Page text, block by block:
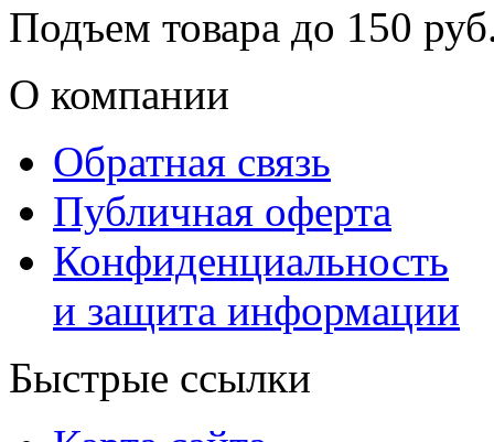
Подъем товара до 150
О компании
Обратная связь
Публичная оферта
Конфиденциальность
и защита информации
Быстрые ссылки